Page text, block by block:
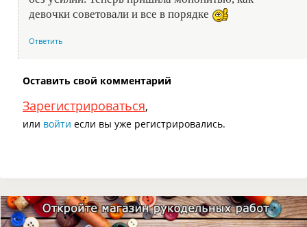
девочки советовали и все в порядке
Ответить
Оставить свой комментарий
Зарегистрироваться,
или войти если вы уже регистрировались.